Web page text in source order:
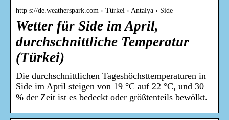
http s://de.weatherspark.com › Türkei › Antalya › Side
Wetter für Side im April,
durchschnittliche Temperatur
(Türkei)
Die durchschnittlichen Tageshöchsttemperaturen in
Side im April steigen von 19 °C auf 22 °C, und 30
% der Zeit ist es bedeckt oder größtenteils bewölkt.